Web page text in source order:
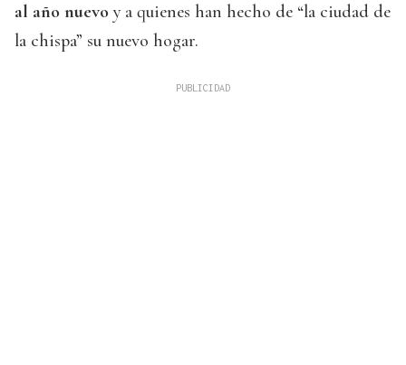
al año nuevo y a quienes han hecho de “la ciudad de
la chispa” su nuevo hogar.